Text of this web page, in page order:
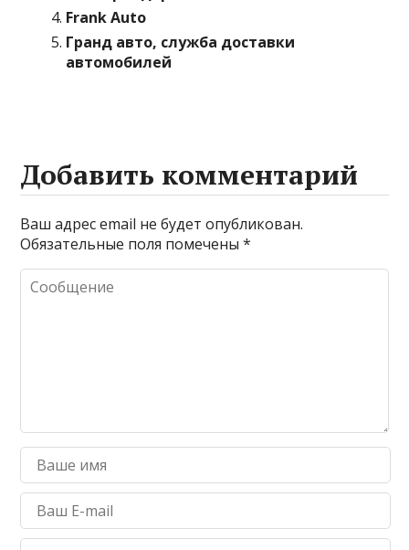
Frank Auto
Гранд авто, служба доставки
автомобилей
Добавить комментарий
Ваш адрес email не будет опубликован.
Обязательные поля помечены*